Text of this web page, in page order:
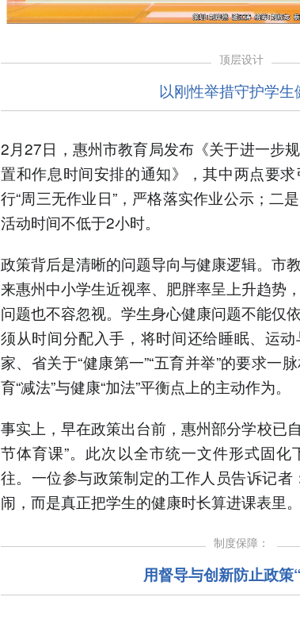
顶层设计
以刚性举措守护学生
2月27日，惠州市教育局发布《关于进一步
置和作息时间安排的通知》，其中两点要
行“周三无作业日”，严格落实作业公示；二
活动时间不低于2小时。
政策背后是清晰的问题导向与健康逻辑。市
来惠州中小学生近视率、肥胖率呈上升趋势
问题也不容忽视。学生身心健康问题不能仅
须从时间分配入手，将时间还给睡眠、运
家、省关于“健康第一”“五育并举”的要求一
育“减法”与健康“加法”平衡点上的主动作为。
事实上，早在政策出台前，惠州部分学校已
节体育课”。此次以全市统一文件形式固
往。一位参与政策制定的工作人员告诉记者
闹，而是真正把学生的健康时长算进课表里
制度保障：
用督导与创新防止政策